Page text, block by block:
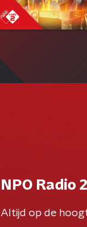
NPO Radio
Altijd op de